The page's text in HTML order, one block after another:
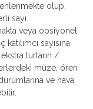
olup,
sayı
veya opsiyonel
sayısına
turların /
müze, ören
ve hava